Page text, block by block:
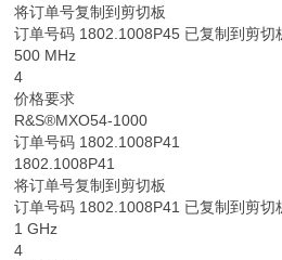
将订单号复制到剪切板
订单号码 1802.1008P45 已复制到剪切
500 MHz
4
价格要求
R&S®MXO54-1000
订单号码 1802.1008P41
1802.1008P41
将订单号复制到剪切板
订单号码 1802.1008P41 已复制到剪切
1 GHz
4